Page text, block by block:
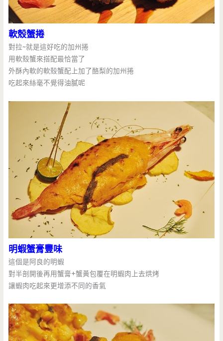
軟殼蟹捲
對拉~就是這好吃的加州捲
用軟殼蟹來搭配最恰當了
外酥內軟的軟殼蟹配上加了酪梨的加州捲
吃起來絲毫不覺得油膩呢
明蝦蟹膏豐味
這個是阿良的明蝦
對半剖開後再用蟹膏+蟹黃包覆在明蝦肉上去烘烤
讓蝦肉吃起來更增添不同的香氣